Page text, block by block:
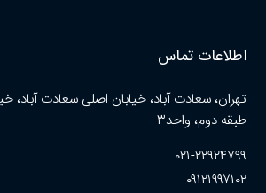
اطلاعات تماس
طبقه دوم، واحد۳
۰۲۱-۲۲۹۲۴۷۹۹
۰۹۱۲۱۹۹۷۱۰۲